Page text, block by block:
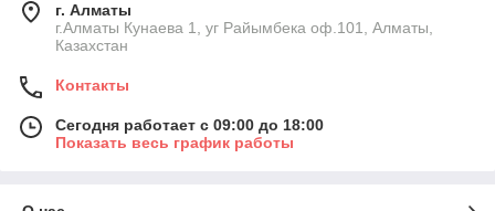
г. Алматы
г.Алматы Кунаева 1, уг Райымбека оф.101, Алматы,
Казахстан
Контакты
Сегодня работает с 09:00 до 18:00
Показать весь график работы